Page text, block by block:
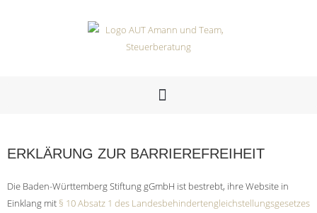
ERKLÄRUNG ZUR BARRIEREFREIHEIT​
Die Baden-Württemberg Stiftung gGmbH ist bestrebt, ihre Website in
Einklang mit § 10 Absatz 1 des Landesbehindertengleichstellungsgesetzes